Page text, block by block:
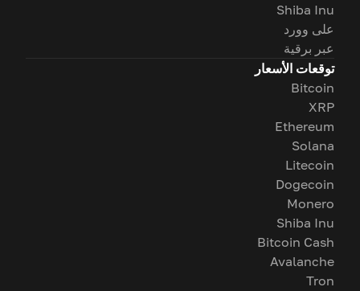
Shiba Inu
على وورد
عبر برقية
توقعات الأسعار
Bitcoin
XRP
Ethereum
Solana
Litecoin
Dogecoin
Monero
Shiba Inu
Bitcoin Cash
Avalanche
Tron